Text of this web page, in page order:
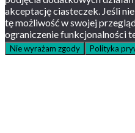
akceptację ciasteczek. Jeśli
tę możliwość w swojej
ograniczenie funkcjonalności
Nie wyrażam zgody
Polityka